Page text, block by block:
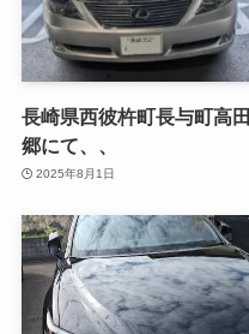
長崎県西彼杵町長与町高田
郷にて、、
2025年8月1日